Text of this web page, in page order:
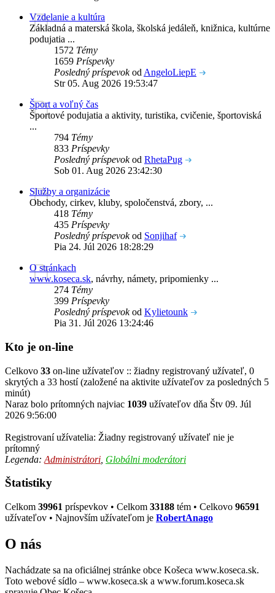
Vzdelanie a kultúra
Základná a materská škola, školská jedáleň, knižnica, kultúrne
podujatia ...
1572 Témy
1659 Príspevky
Posledný príspevokod AngeloLiepE
Str 05. Aug 2026 19:53:47
Šport a voľný čas
Športové podujatia a aktivity, turistika, cvičenie, športoviská
...
794 Témy
833 Príspevky
Posledný príspevokod RhetaPug
Sob 01. Aug 2026 23:42:30
Služby a organizácie
Obchody, cirkev, kluby, spoločenstvá, zbory, ...
418 Témy
435 Príspevky
Posledný príspevokod Sonjihaf
Pia 24. Júl 2026 18:28:29
O stránkach
www.koseca.sk, návrhy, námety, pripomienky ...
274 Témy
399 Príspevky
Posledný príspevokod Kylietounk
Pia 31. Júl 2026 13:24:46
Kto je on-line
Celkovo 33 on-line užívateľov :: žiadny registrovaný užívateľ, 0
skrytých a 33 hostí (založené na aktivite užívateľov za posledných 5
minút)
Naraz bolo prítomných najviac 1039 užívateľov dňa Štv 09. Júl
2026 9:56:00
Registrovaní užívatelia: Žiadny registrovaný užívateľ nie je
prítomný
Legenda: Administrátori Globálni moderátori
Štatistiky
Celkom 39961 príspevkov • Celkom 33188 tém • Celkovo 96591
užívateľov • Najnovším užívateľom je RobertAnago
O nás
Nachádzate sa na oficiálnej stránke obce Košeca www.koseca.sk.
Toto webové sídlo – www.koseca.sk a www.forum.koseca.sk